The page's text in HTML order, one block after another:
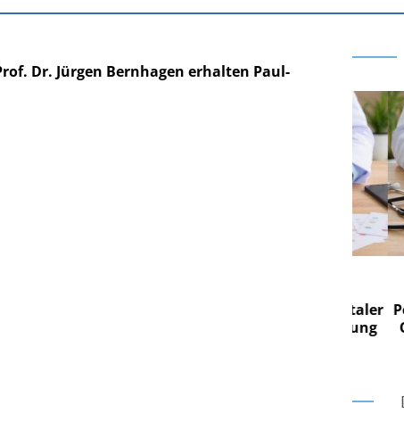
Dr. Jürgen Bernhagen erhalten Paul-
Personalmanagement: Von digitaler